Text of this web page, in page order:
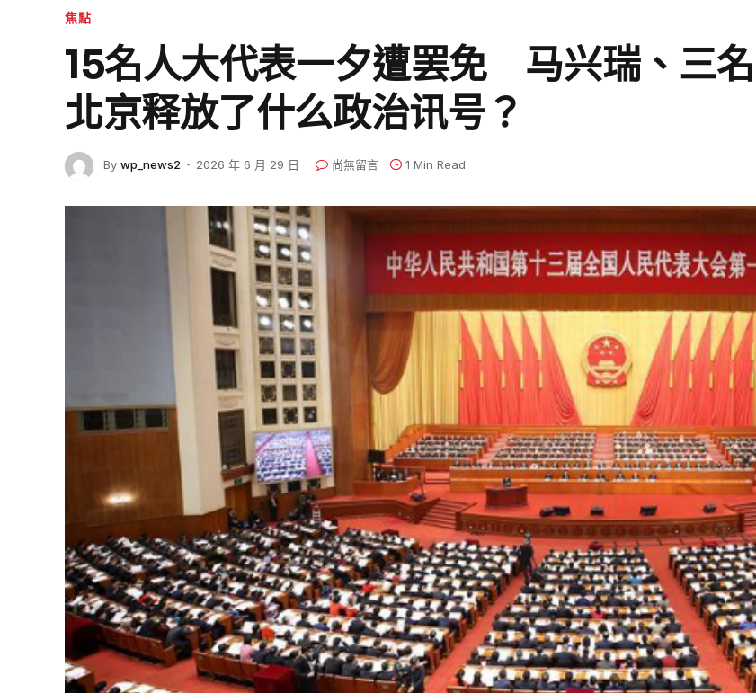
焦點
15名人大代表一夕遭罢免 马兴瑞、三
北京释放了什么政治讯号？
By wp_news2 2026 年 6 月 29 日 尚無留言 1 Min Read